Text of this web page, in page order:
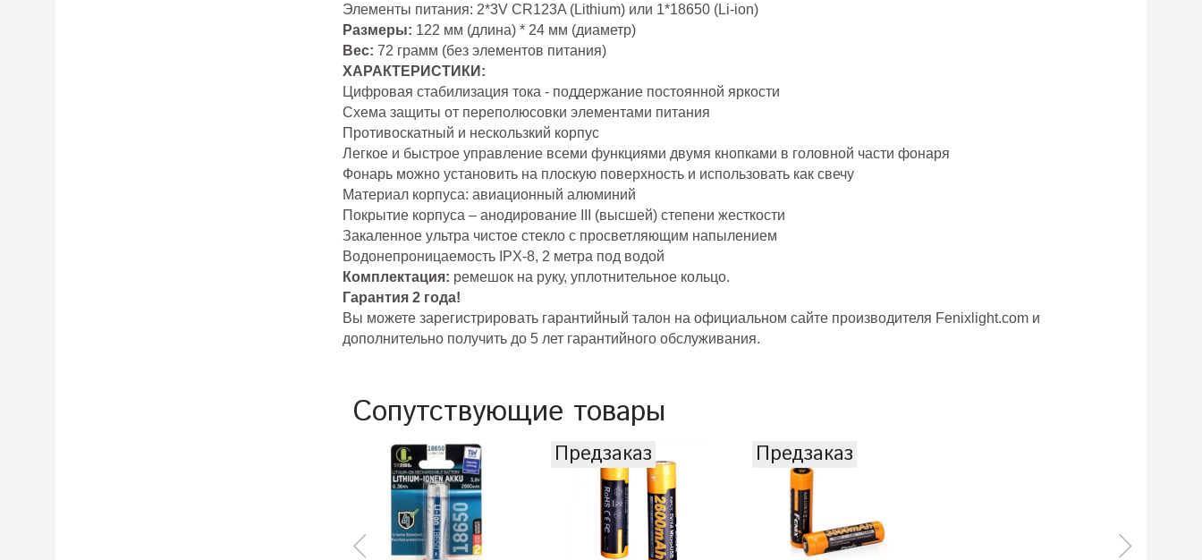
Элементы питания: 2*3V CR123A (Lithium) или 1*18650 (Li-ion)
Размеры: 122 мм (длина) * 24 мм (диаметр)
Вес: 72 грамм (без элементов питания)
ХАРАКТЕРИСТИКИ:
Цифровая стабилизация тока - поддержание постоянной яркости
Схема защиты от переполюсовки элементами питания
Противоскатный и нескользкий корпус
Легкое и быстрое управление всеми функциями двумя кнопками в головной части фонаря
Фонарь можно установить на плоскую поверхность и использовать как свечу
Материал корпуса: авиационный алюминий
Покрытие корпуса – анодирование III (высшей) степени жесткости
Закаленное ультра чистое стекло с просветляющим напылением
Водонепроницаемость IPX-8, 2 метра под водой
Комплектация: ремешок на руку, уплотнительное кольцо.
Гарантия 2 года!
Вы можете зарегистрировать гарантийный талон на официальном сайте производителя Fenixlight.com и
дополнительно получить до 5 лет гарантийного обслуживания.
Сопутствующие товары
Предзаказ Предзаказ